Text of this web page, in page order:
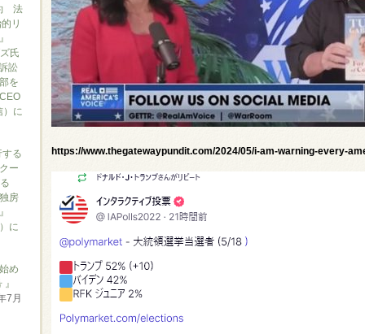
https://www.thegatewaypundit.com/2024/05/i-am-warning-every-
法
リ
氏
訟
を
に
する
ー
房
に
め
7月